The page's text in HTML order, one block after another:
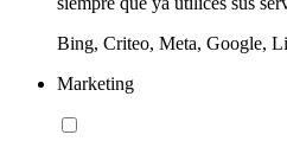
Bing, Criteo, Meta, Google,
Marketing